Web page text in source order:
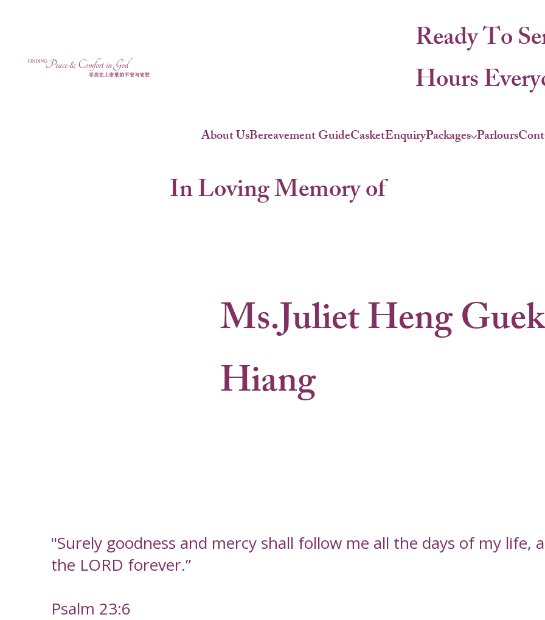
About UsBereavement GuideCasketEnquiryPackages Parlours
Ready To
Hours
In Loving Memory of
Ms.Juliet Heng Guek
Hiang
"Surely goodness and mercy shall follow me all the days of my life,
the LORD forever.”
Psalm 23:6